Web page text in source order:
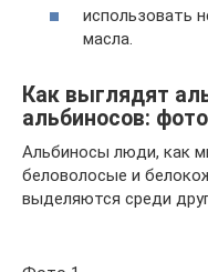
использовать
масла.
Как выглядят
альбиносов: фото
Альбиносы люди, как
беловолосые и
выделяются среди